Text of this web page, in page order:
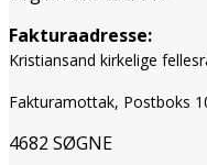
Fakturaadresse:
Kristiansand kirkelige
Fakturamottak, Postboks
4682 SØGNE